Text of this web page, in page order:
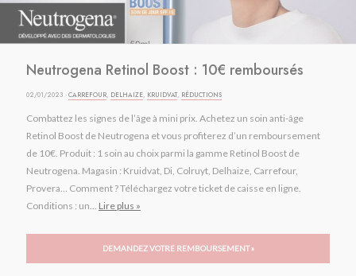
Neutrogena Retinol Boost : 10€ remboursés
02/01/2023 ·CARREFOUR, DELHAIZE, KRUIDVAT, RÉDUCTIONS
Combattez les signes de l’âge à mini prix. Achetez un soin anti-âge
Retinol Boost de Neutrogena et vous profiterez d’un remboursement
de 10€. Produit : 1 soin au choix parmi la gamme Retinol Boost de
Neutrogena. Magasin : Kruidvat, Di, Colruyt, Delhaize, Carrefour,
Provera… Comment ? Téléchargez votre ticket de caisse en ligne.
Conditions : un... Lire plus »
DEMANDEZ VOTRE REMBOURSEMENT »